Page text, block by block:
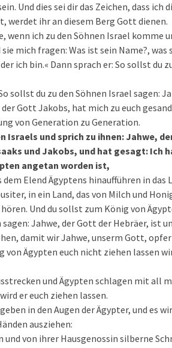
Und dies sei dir das Zeichen, dass ich
werdet ihr an diesem Berg Gott dienen.
wenn ich zu den Söhnen Israel komme
mich fragen: Was ist sein Name?, was
ich bin.« Dann sprach er: So sollst du
sollst du zu den Söhnen Israel sagen:
Gott Jakobs, hat mich zu euch
von Generation zu Generation.
Israels und sprich zu ihnen: Jahwe,
und Jakobs, und hat gesagt: Ich
angetan worden ist,
dem Elend Ägyptens hinaufführen in
in ein Land, das von Milch und
Und du sollst zum König von
Jahwe, der Gott der Hebräer, ist
damit wir Jahwe, unserm Gott,
von Ägypten euch nicht ziehen lassen
und Ägypten schlagen mit all
er euch ziehen lassen.
in den Augen der Ägypter, und es
ausziehen:
und von ihrer Hausgenossin silberne